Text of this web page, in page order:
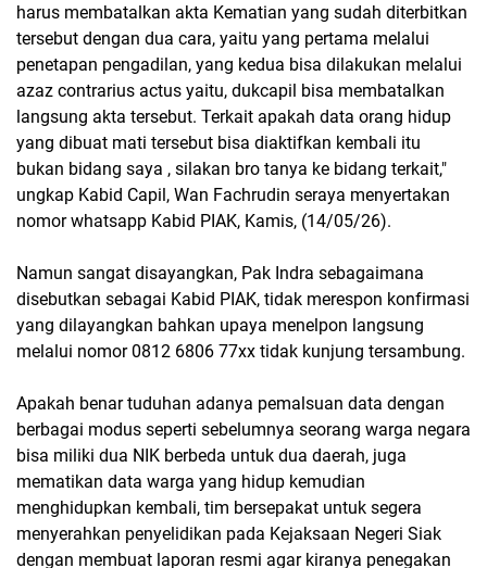
harus membatalkan akta Kematian yang sudah diterbitkan
tersebut dengan dua cara, yaitu yang pertama melalui
penetapan pengadilan, yang kedua bisa dilakukan melalui
azaz contrarius actus yaitu, dukcapil bisa membatalkan
langsung akta tersebut. Terkait apakah data orang hidup
yang dibuat mati tersebut bisa diaktifkan kembali itu
bukan bidang saya , silakan bro tanya ke bidang terkait,"
ungkap Kabid Capil, Wan Fachrudin seraya menyertakan
nomor whatsapp Kabid PIAK, Kamis, (14/05/26).
Namun sangat disayangkan, Pak Indra sebagaimana
disebutkan sebagai Kabid PIAK, tidak merespon konfirmasi
yang dilayangkan bahkan upaya menelpon langsung
melalui nomor 0812 6806 77xx tidak kunjung tersambung.
Apakah benar tuduhan adanya pemalsuan data dengan
berbagai modus seperti sebelumnya seorang warga negara
bisa miliki dua NIK berbeda untuk dua daerah, juga
mematikan data warga yang hidup kemudian
menghidupkan kembali, tim bersepakat untuk segera
menyerahkan penyelidikan pada Kejaksaan Negeri Siak
dengan membuat laporan resmi agar kiranya penegakan